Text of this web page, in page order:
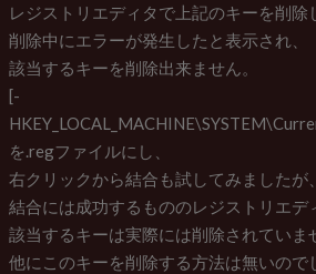
レジストリエディタで上記のキーを削除
削除中にエラーが発生したと表示され、
該当するキーを削除出来ません。
[-
を.regファイルにし、
右クリックから結合も試してみましたが、
結合には成功するもののレジストリエデ
該当するキーは実際には削除されていま
他にこのキーを削除する方法は無いので